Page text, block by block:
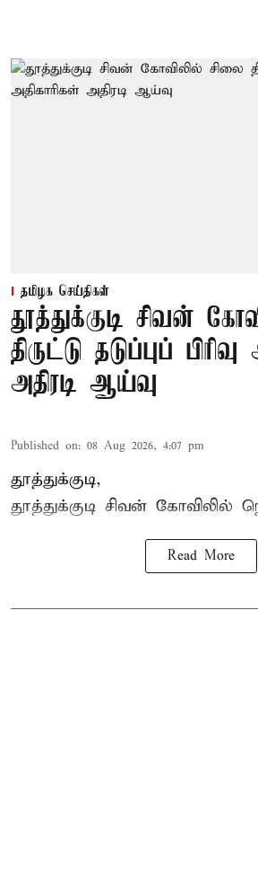
தமிழக செய்திகள்
தூத்துக்குடி சிவன்
திருட்டு தடுப்புப்
அதிரடி ஆய்வு
Published on: 08 Aug 2026, 4:07 pm
தூத்துக்குடி,
தூத்துக்குடி சிவன் கோவிலில்
Read More